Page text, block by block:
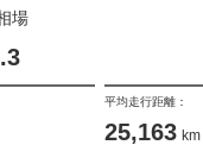
場
平均走行距離：
25,163 km